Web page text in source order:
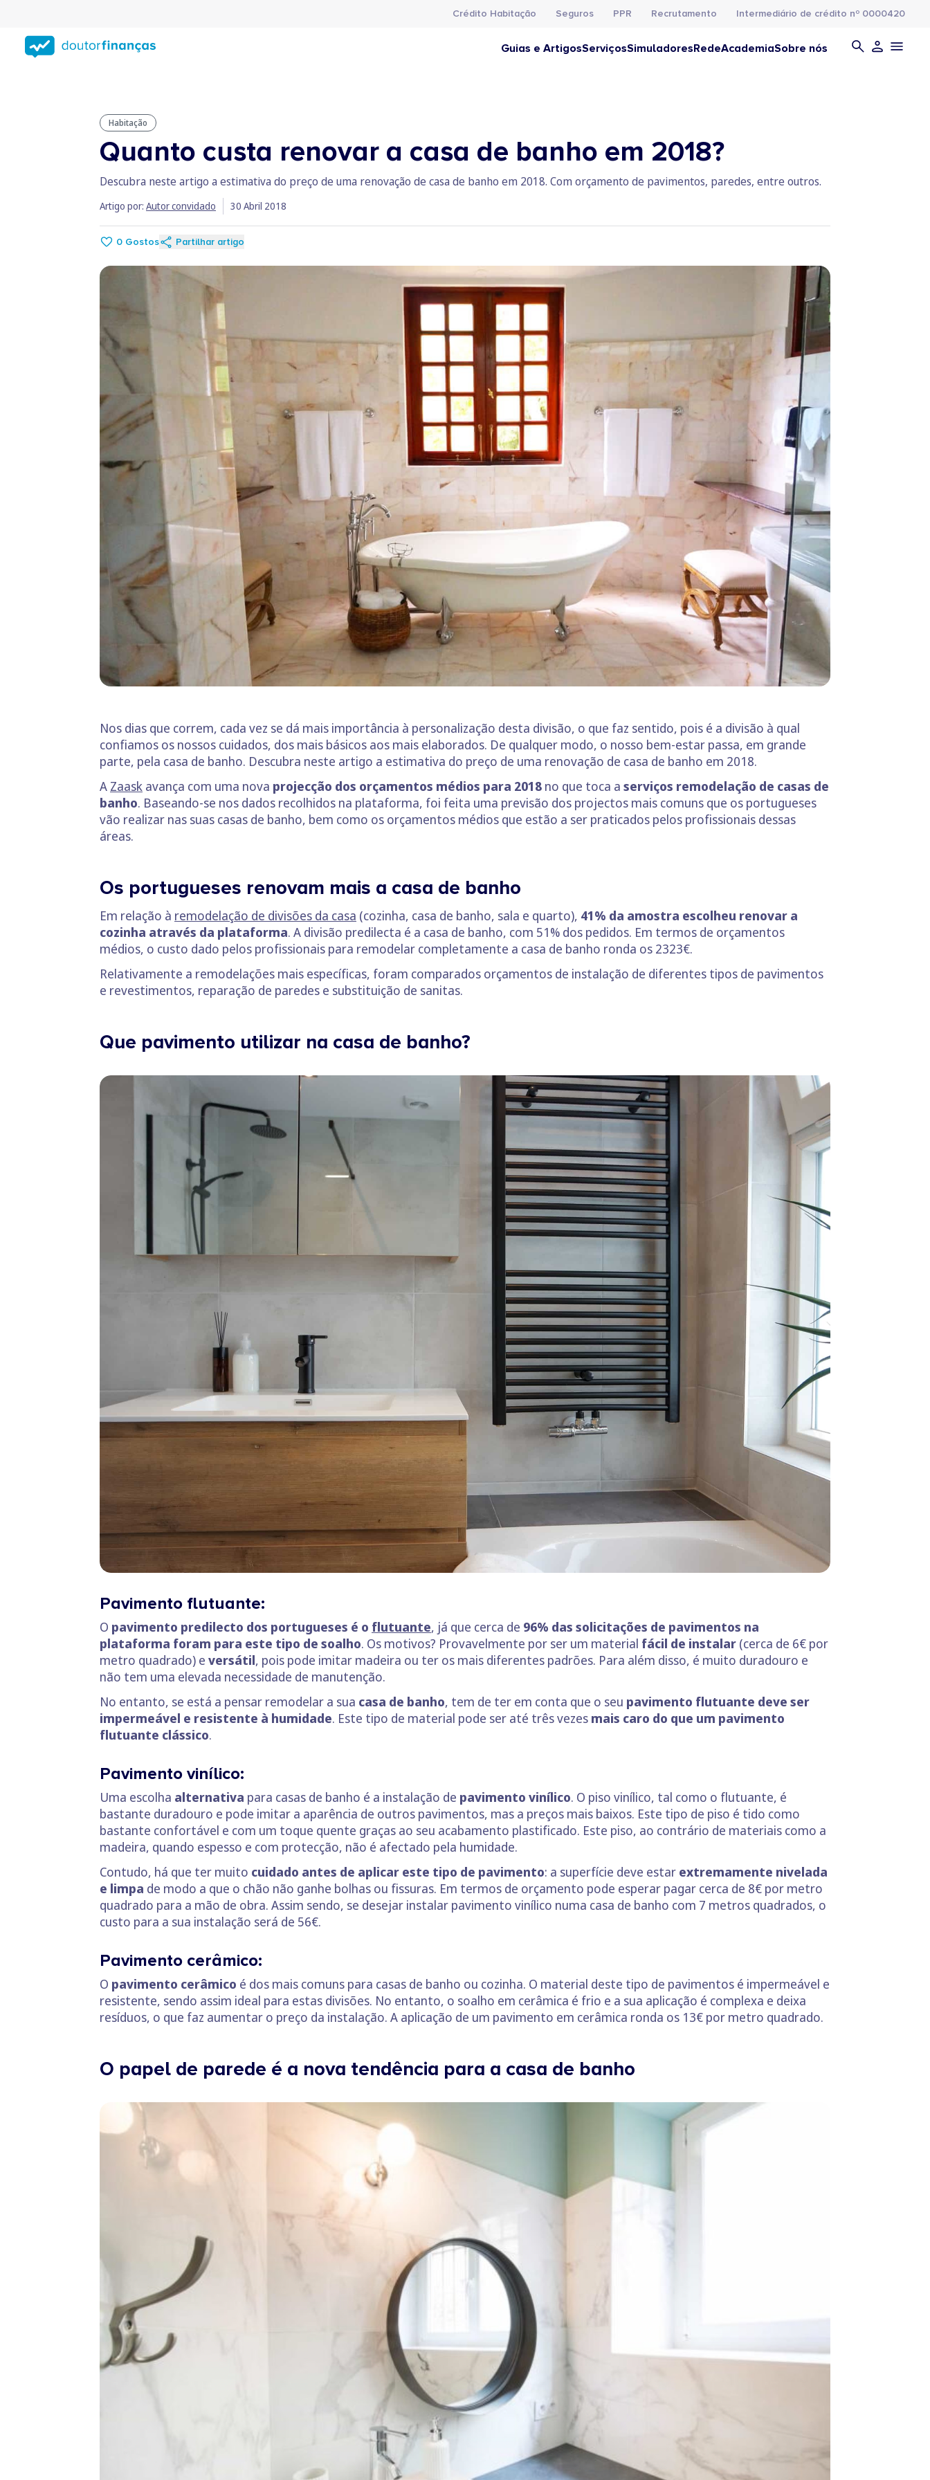
conteúdo
principal
Crédito Habitação Seguros PPR Recrutamento Intermediário de crédito nº 0000420
Guias e ArtigosServiçosSimuladoresRedeAcademiaSobre nós
Habitação
Quanto custa renovar a casa de banho em 2018?
Descubra neste artigo a estimativa do preço de uma renovação de casa de banho em 2018. Com orçamento de pavimentos, paredes, entre outros.
Artigo por: Autor convidado 30 Abril 2018
0 Gostos Partilhar artigo
Nos dias que correm, cada vez se dá mais importância à personalização desta divisão, o que faz sentido, pois é a divisão à qual
confiamos os nossos cuidados, dos mais básicos aos mais elaborados. De qualquer modo, o nosso bem-estar passa, em grande
parte, pela casa de banho. Descubra neste artigo a estimativa do preço de uma renovação de casa de banho em 2018.
A Zaask avança com uma nova projecção dos orçamentos médios para 2018 no que toca a serviços remodelação de casas de
banho. Baseando-se nos dados recolhidos na plataforma, foi feita uma previsão dos projectos mais comuns que os portugueses
vão realizar nas suas casas de banho, bem como os orçamentos médios que estão a ser praticados pelos profissionais dessas
áreas.
Os portugueses renovam mais a casa de banho
Em relação à remodelação de divisões da casa (cozinha, casa de banho, sala e quarto), 41% da amostra escolheu renovar a
cozinha através da plataforma. A divisão predilecta é a casa de banho, com 51% dos pedidos. Em termos de orçamentos
médios, o custo dado pelos profissionais para remodelar completamente a casa de banho ronda os 2323€.
Relativamente a remodelações mais específicas, foram comparados orçamentos de instalação de diferentes tipos de pavimentos
e revestimentos, reparação de paredes e substituição de sanitas.
Que pavimento utilizar na casa de banho?
Pavimento flutuante:
O pavimento predilecto dos portugueses é o flutuante, já que cerca de 96% das solicitações de pavimentos na
plataforma foram para este tipo de soalho. Os motivos? Provavelmente por ser um material fácil de instalar (cerca de 6€ por
metro quadrado) e versátil, pois pode imitar madeira ou ter os mais diferentes padrões. Para além disso, é muito duradouro e
não tem uma elevada necessidade de manutenção.
No entanto, se está a pensar remodelar a sua casa de banho, tem de ter em conta que o seu pavimento flutuante deve ser
impermeável e resistente à humidade. Este tipo de material pode ser até três vezes mais caro do que um pavimento
flutuante clássico.
Pavimento vinílico:
Uma escolha alternativa para casas de banho é a instalação de pavimento vinílico. O piso vinílico, tal como o flutuante, é
bastante duradouro e pode imitar a aparência de outros pavimentos, mas a preços mais baixos. Este tipo de piso é tido como
bastante confortável e com um toque quente graças ao seu acabamento plastificado. Este piso, ao contrário de materiais como a
madeira, quando espesso e com protecção, não é afectado pela humidade.
Contudo, há que ter muito cuidado antes de aplicar este tipo de pavimento: a superfície deve estar extremamente nivelada
e limpa de modo a que o chão não ganhe bolhas ou fissuras. Em termos de orçamento pode esperar pagar cerca de 8€ por metro
quadrado para a mão de obra. Assim sendo, se desejar instalar pavimento vinílico numa casa de banho com 7 metros quadrados, o
custo para a sua instalação será de 56€.
Pavimento cerâmico:
O pavimento cerâmico é dos mais comuns para casas de banho ou cozinha. O material deste tipo de pavimentos é impermeável e
resistente, sendo assim ideal para estas divisões. No entanto, o soalho em cerâmica é frio e a sua aplicação é complexa e deixa
resíduos, o que faz aumentar o preço da instalação. A aplicação de um pavimento em cerâmica ronda os 13€ por metro quadrado.
O papel de parede é a nova tendência para a casa de banho